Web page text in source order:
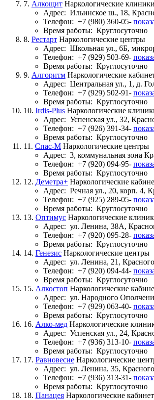
7. Алкощит Наркологические клиники
Адрес: Ильинское ш., 18,
Телефон: +7 (980) 360-05-
Время работы: Круглосуточно
8. Рестарт Наркологические центры
Адрес: Школьная ул., 6Б,
Телефон: +7 (929) 503-69-
Время работы: Круглосуточно
9. Алгоритм Наркологические
Адрес: Центральная ул., 1, д.
Телефон: +7 (929) 502-91-
Время работы: Круглосуточно
10. Irdis-Plus Наркологические
Адрес: Успенская ул., 32,
Телефон: +7 (926) 391-34-
Время работы: Круглосуточно
11. Спас-М Наркологические центры
Адрес: 3, коммунальная зона
Телефон: +7 (920) 094-95-
Время работы: Круглосуточно
12. Деметра+ Наркологические
Адрес: Речная ул., 20, корп. 4,
Телефон: +7 (925) 289-05-
Время работы: Круглосуточно
13. Оптимус Наркологические
Адрес: ул. Ленина, 38А,
Телефон: +7 (920) 095-28-
Время работы: Круглосуточно
14. Генезис Наркологические центры
Адрес: ул. Ленина, 21,
Телефон: +7 (920) 094-44-
Время работы: Круглосуточно
15. Алкостоп Наркологические
Адрес: ул. Народного
Телефон: +7 (929) 063-40-
Время работы: Круглосуточно
16. Алко-мед Наркологические
Адрес: Успенская ул., 24,
Телефон: +7 (936) 313-10-
Время работы: Круглосуточно
17. Равновесие Наркологические
Адрес: ул. Ленина, 35,
Телефон: +7 (936) 313-31-
Время работы: Круглосуточно
18. Панацея Наркологические